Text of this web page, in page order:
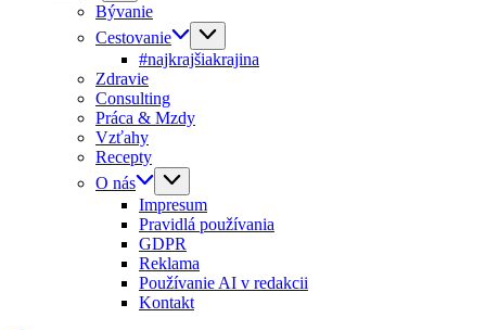
Bývanie
Cestovanie
#najkrajšiakrajina
Zdravie
Consulting
Práca & Mzdy
Vzťahy
Recepty
O nás
Impresum
Pravidlá používania
GDPR
Reklama
Používanie AI v redakcii
Kontakt